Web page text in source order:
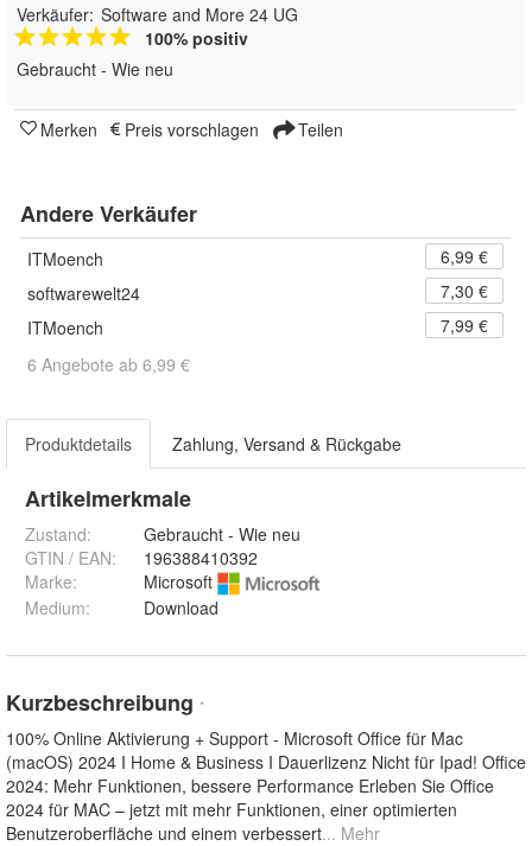
Verkäufer: Software and More 24 UG
100% positiv
Gebraucht - Wie neu
Merken Preis vorschlagen Teilen
Andere Verkäufer
ITMoench
6,99 €
softwarewelt24
7,30 €
ITMoench
7,99 €
6 Angebote ab 6,99 €
Produktdetails Zahlung, Versand & Rückgabe
Artikelmerkmale
Zustand:
Gebraucht - Wie neu
GTIN / EAN:
196388410392
Marke:
Microsoft
Medium: Download
Kurzbeschreibung *
100% Online Aktivierung + Support - Microsoft Office für Mac
(macOS) 2024 I Home & Business I Dauerlizenz Nicht für Ipad! Office
2024: Mehr Funktionen, bessere Performance Erleben Sie Office
2024 für MAC – jetzt mit mehr Funktionen, einer optimierten
Benutzeroberfläche und einem verbessert... Mehr